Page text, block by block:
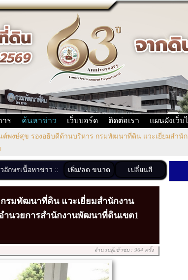
ร ค้นหาข่าว เว็บบอร์ด ติดต่อเรา แผนผังเว็บ
ต์พงษ์สุข รองอธิบดีด้านบริหาร กรมพัฒนาที่ดิน แวะเยี่ยมสำ
รมพัฒนาที่ดิน แวะเยี่ยมสำนักงาน
นวยการสำนักงานพัฒนาที่ดินเขต1
จำนวนผู้เข้าชม : 964 ครั้ง
อักษรเนื้อหาข่าว :: เพิ่ม/ลด ขนาด เปลี่ยนสี